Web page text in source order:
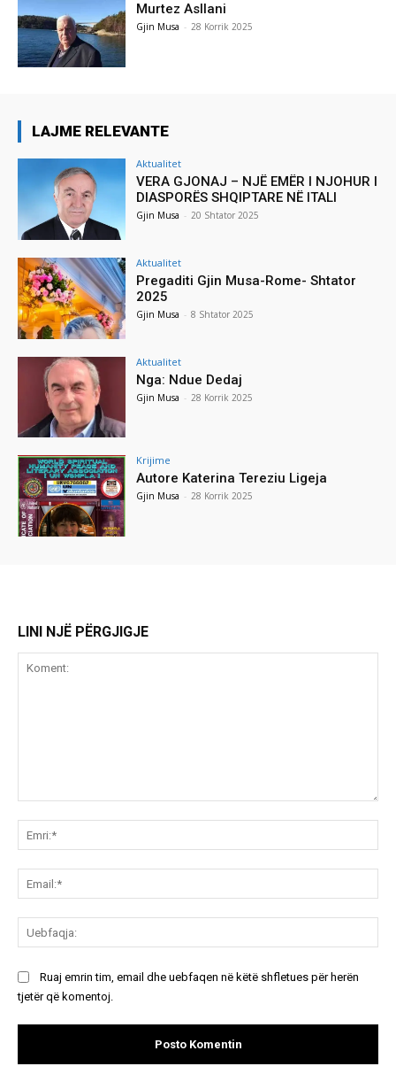
Murtez Asllani
Gjin Musa - 28 Korrik 2025
LAJME RELEVANTE
Aktualitet
VERA GJONAJ – NJË EMËR I NJOHUR I
DIASPORËS SHQIPTARE NË ITALI
Gjin Musa - 20 Shtator 2025
Aktualitet
Pregaditi Gjin Musa-Rome- Shtator
2025
Gjin Musa - 8 Shtator 2025
Aktualitet
Nga: Ndue Dedaj
Gjin Musa - 28 Korrik 2025
Krijime
Autore Katerina Tereziu Ligeja
Gjin Musa - 28 Korrik 2025
LINI NJË PËRGJIGJE
Ruaj emrin tim, email dhe uebfaqen në këtë shfletues për herën
tjetër që komentoj.